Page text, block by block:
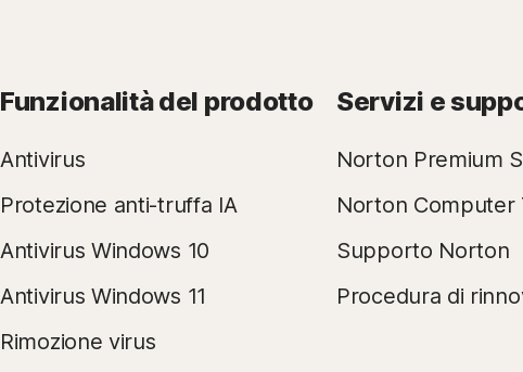
Funzionalità del prodotto
Antivirus
Protezione anti-truffa IA
Antivirus Windows 10
Antivirus Windows 11
Rimozione virus
Servizi e
Norton Premium
Norton Computer
Supporto Norton
Procedura di